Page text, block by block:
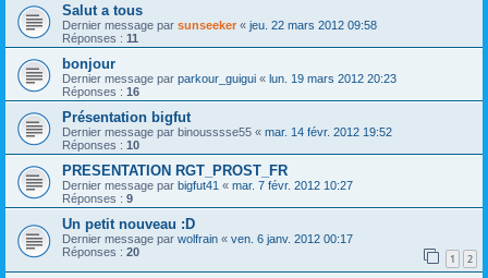
Salut a tous
Dernier message par sunseeker « jeu. 22 mars 2012 09:58
Réponses : 11
bonjour
Dernier message par parkour_guigui « lun. 19 mars 2012 20:23
Réponses : 16
Présentation bigfut
Dernier message par binousssse55 « mar. 14 févr. 2012 19:52
Réponses : 10
PRESENTATION RGT_PROST_FR
Dernier message par bigfut41 « mar. 7 févr. 2012 10:27
Réponses : 9
Un petit nouveau :D
Dernier message par wolfrain « ven. 6 janv. 2012 00:17
Réponses : 20 1 2